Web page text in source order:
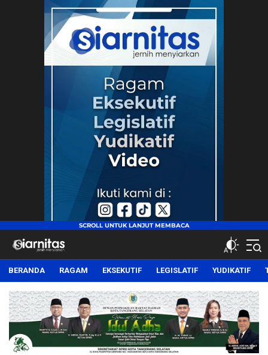
siarnitas
Jernih Menyiarkan
BERANDA RAGAM EKSEKUTIF LEGISLATIF YUDIKATIF